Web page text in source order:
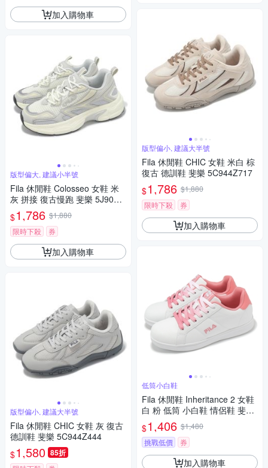
加入購物車
版型偏大, 建議小半號
Fila 休閒鞋 Colosseo 女鞋 米
灰 拼接 復古慢跑 斐樂 5J901Z
444
$1,786 $1,880
限時下殺
券
加入購物車
版型偏小, 建議大半號
Fila 休閒鞋 CHIC 女鞋 灰 復古
德訓鞋 斐樂 5C944Z444
$1,580 85折
版型偏小, 建議大半號
Fila 休閒鞋 CHIC 女鞋 米白 棕
復古 德訓鞋 斐樂 5C944Z717
$1,786 $1,880
限時下殺
券
加入購物車
低筒小白鞋
Fila 休閒鞋 Inheritance 2 女鞋
白 粉 低筒 小白鞋 情侶鞋 斐樂
5C323Z155
$1,406 $1,480
挑戰低價
券
加入購物車